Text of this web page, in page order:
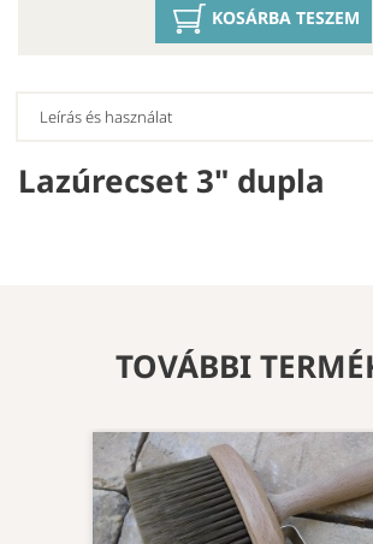
KOSÁRBA TESZEM
Lazúrecset 3" dupla
TOVÁBBI